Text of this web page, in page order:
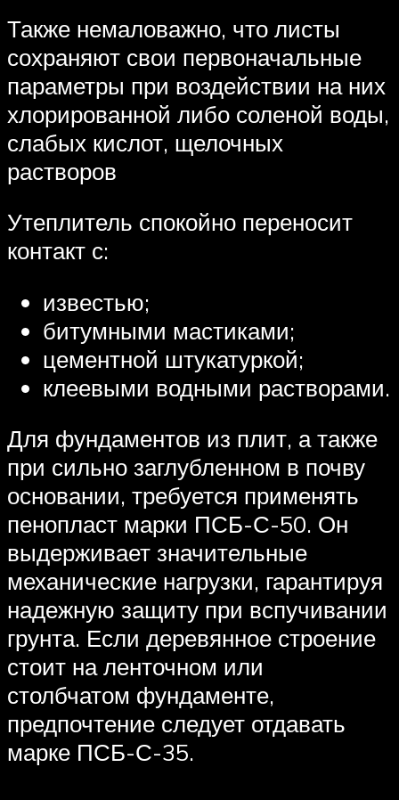
Также немаловажно, что листы
сохраняют свои первоначальные
параметры при воздействии на них
хлорированной либо соленой воды,
слабых кислот, щелочных
растворов
Утеплитель спокойно переносит
контакт с:
известью;
битумными мастиками;
цементной штукатуркой;
клеевыми водными растворами.
Для фундаментов из плит, а также
при сильно заглубленном в почву
основании, требуется применять
пенопласт марки ПСБ-С-50. Он
выдерживает значительные
механические нагрузки, гарантируя
надежную защиту при вспучивании
грунта. Если деревянное строение
стоит на ленточном или
столбчатом фундаменте,
предпочтение следует отдавать
марке ПСБ-С-35.